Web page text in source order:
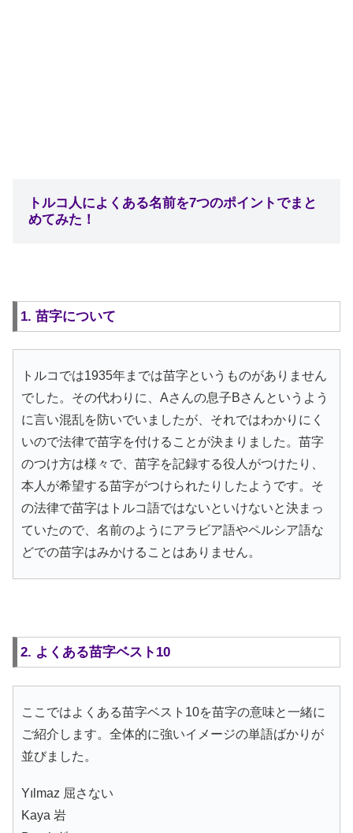
トルコ人によくある名前を7つのポイントでまと
めてみた！
1. 苗字について
トルコでは1935年までは苗字というものがありません
でした。その代わりに、Aさんの息子Bさんというよう
に言い混乱を防いでいましたが、それではわかりにく
いので法律で苗字を付けることが決まりました。苗字
のつけ方は様々で、苗字を記録する役人がつけたり、
本人が希望する苗字がつけられたりしたようです。そ
の法律で苗字はトルコ語ではないといけないと決まっ
ていたので、名前のようにアラビア語やペルシア語な
どでの苗字はみかけることはありません。
2. よくある苗字ベスト10
ここではよくある苗字ベスト10を苗字の意味と一緒に
ご紹介します。全体的に強いイメージの単語ばかりが
並びました。
Yılmaz 屈さない
Kaya 岩